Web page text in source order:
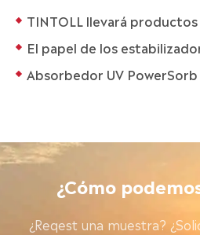
TINTOLL llevará productos innovadores a la
El papel de los estabilizadores de polímero
Absorbedor UV PowerSorb 234 proporciona protección
¿Cómo
¿Reqest una muestra?